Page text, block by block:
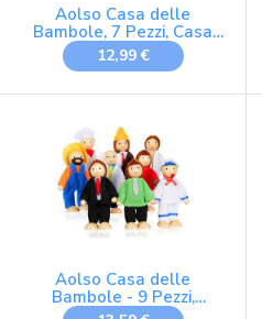
Aolso Casa delle
Bambole, 7 Pezzi, Casa
delle Bambole, Famiglia
di Bambole in Legno,
Legno(Stile Nordico)
12,99 €
Aolso Casa delle
Bambole - 9 Pezzi,
Famiglia in Legno,